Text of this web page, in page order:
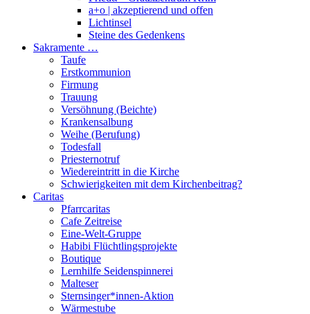
a+o | akzeptierend und offen
Lichtinsel
Steine des Gedenkens
Sakramente …
Taufe
Erstkommunion
Firmung
Trauung
Versöhnung (Beichte)
Krankensalbung
Weihe (Berufung)
Todesfall
Priesternotruf
Wiedereintritt in die Kirche
Schwierigkeiten mit dem Kirchenbeitrag?
Caritas
Pfarrcaritas
Cafe Zeitreise
Eine-Welt-Gruppe
Habibi Flüchtlingsprojekte
Boutique
Lernhilfe Seidenspinnerei
Malteser
Sternsinger*innen-Aktion
Wärmestube